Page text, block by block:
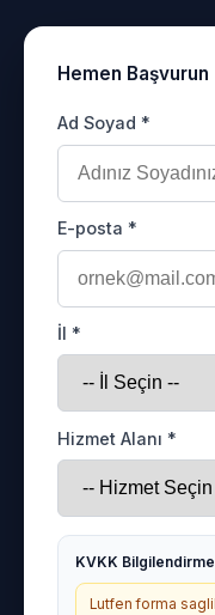
Hemen Başvurun
Ad Soyad *
E-posta *
İl *
Hizmet Alanı *
KVKK Bilgilendirme
Lutfen forma